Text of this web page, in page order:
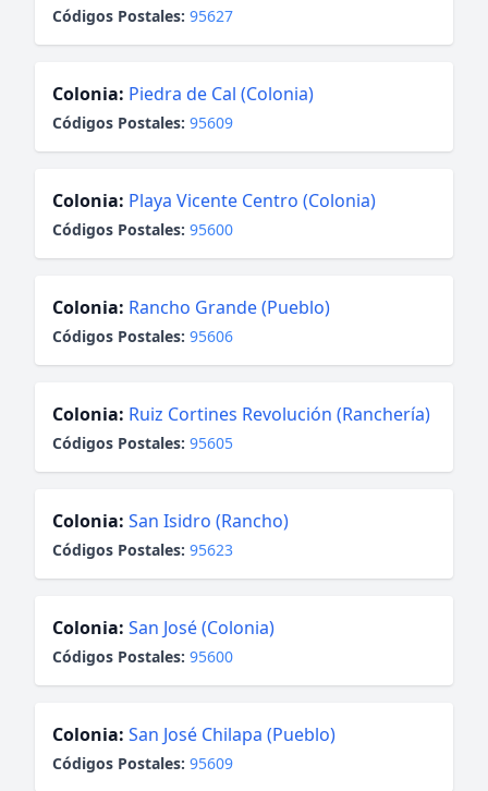
Códigos Postales: 95627
Colonia: Piedra de Cal (Colonia)
Códigos Postales: 95609
Colonia: Playa Vicente Centro (Colonia)
Códigos Postales: 95600
Colonia: Rancho Grande (Pueblo)
Códigos Postales: 95606
Colonia: Ruiz Cortines Revolución (Ranchería)
Códigos Postales: 95605
Colonia: San Isidro (Rancho)
Códigos Postales: 95623
Colonia: San José (Colonia)
Códigos Postales: 95600
Colonia: San José Chilapa (Pueblo)
Códigos Postales: 95609